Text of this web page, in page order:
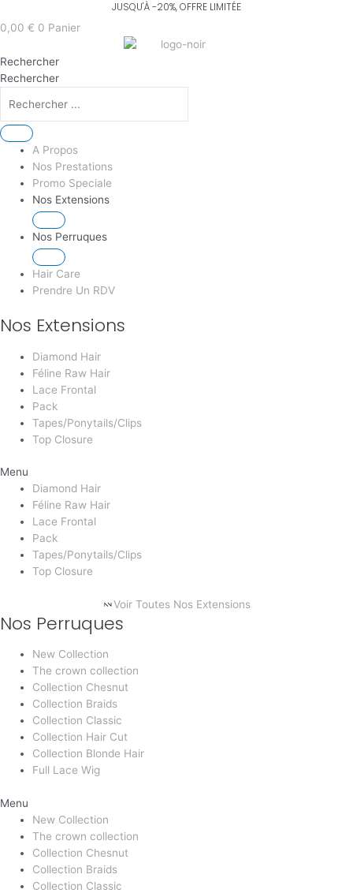
au
0,00 € 0 Panier
Rechercher
Rechercher
A Propos
Nos Prestations
Promo Speciale
Nos Extensions
Nos Perruques
Hair Care
Prendre Un RDV
Nos Extensions
Diamond Hair
Féline Raw Hair
Lace Frontal
Pack
Tapes/Ponytails/Clips
Top Closure
Menu
Diamond Hair
Féline Raw Hair
Lace Frontal
Pack
Tapes/Ponytails/Clips
Top Closure
Voir Toutes Nos Extensions
Nos Perruques
New Collection
The crown collection
Collection Chesnut
Collection Braids
Collection Classic
Collection Hair Cut
Collection Blonde Hair
Full Lace Wig
Menu
New Collection
The crown collection
Collection Chesnut
Collection Braids
Collection Classic
de
de
de
de